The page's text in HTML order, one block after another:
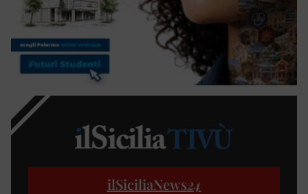
ilSiciliaNews24